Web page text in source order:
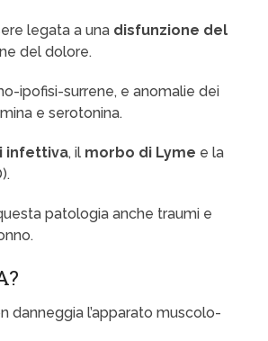
legata a una disfunzione del
del dolore.
ipofisi-surrene, e anomalie dei
e serotonina.
infettiva, il morbo di Lyme e la
patologia anche traumi e
danneggia l’apparato muscolo-